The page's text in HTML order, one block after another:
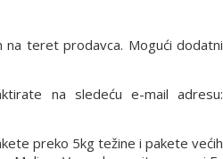
na teret prodavca. Mogući dodatni
na sledeću e-mail adresu:
preko 5kg težine i pakete većih